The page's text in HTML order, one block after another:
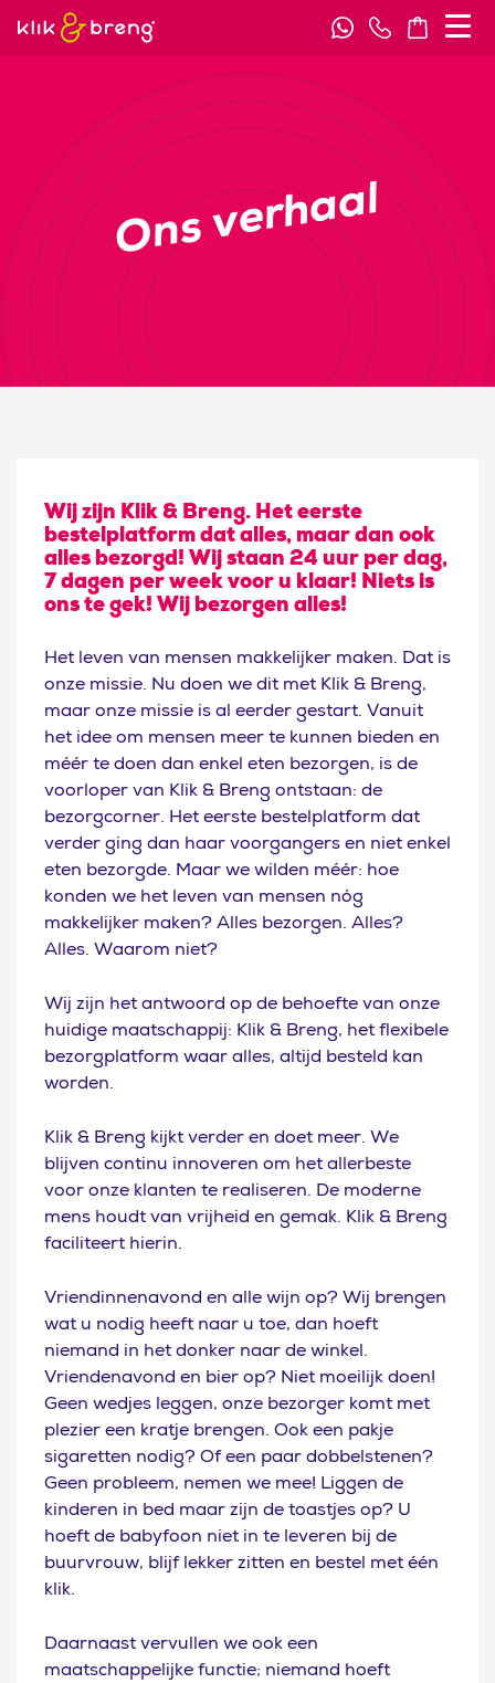
Ons verhaal
Wij zijn Klik & Breng. Het eerste
bestelplatform dat alles, maar dan ook
alles bezorgd! Wij staan 24 uur per dag,
7 dagen per week voor u klaar! Niets is
ons te gek! Wij bezorgen alles!
Het leven van mensen makkelijker maken. Dat is
onze missie. Nu doen we dit met Klik & Breng,
maar onze missie is al eerder gestart. Vanuit
het idee om mensen meer te kunnen bieden en
méér te doen dan enkel eten bezorgen, is de
voorloper van Klik & Breng ontstaan: de
bezorgcorner. Het eerste bestelplatform dat
verder ging dan haar voorgangers en niet enkel
eten bezorgde. Maar we wilden méér: hoe
konden we het leven van mensen nóg
makkelijker maken? Alles bezorgen. Alles?
Alles. Waarom niet?
Wij zijn het antwoord op de behoefte van onze
huidige maatschappij: Klik & Breng, het flexibele
bezorgplatform waar alles, altijd besteld kan
worden.
Klik & Breng kijkt verder en doet meer. We
blijven continu innoveren om het allerbeste
voor onze klanten te realiseren. De moderne
mens houdt van vrijheid en gemak. Klik & Breng
faciliteert hierin.
Vriendinnenavond en alle wijn op? Wij brengen
wat u nodig heeft naar u toe, dan hoeft
niemand in het donker naar de winkel.
Vriendenavond en bier op? Niet moeilijk doen!
Geen wedjes leggen, onze bezorger komt met
plezier een kratje brengen. Ook een pakje
sigaretten nodig? Of een paar dobbelstenen?
Geen probleem, nemen we mee! Liggen de
kinderen in bed maar zijn de toastjes op? U
hoeft de babyfoon niet in te leveren bij de
buurvrouw, blijf lekker zitten en bestel met één
klik.
Daarnaast vervullen we ook een
maatschappelijke functie; niemand hoeft